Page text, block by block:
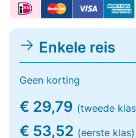
Enkele reis
Geen korting
€ 29,79 (tweede
€ 53,52 (eerste klas)